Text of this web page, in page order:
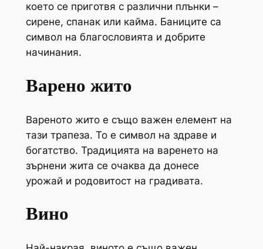
което се приготвя с различни плънки –
сирене, спанак или кайма. Баниците са
символ на благословията и добрите
начинания.
Варено жито
Вареното жито е също важен елемент на
тази трапеза. То е символ на здраве и
богатство. Традицията на варенето на
зърнени жита се очаква да донесе
урожай и родовитост на градивата.
Вино